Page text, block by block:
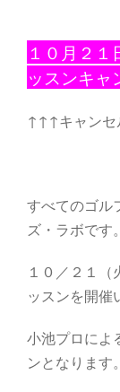
１０月２
ッスンキャ
↑↑↑キャンセ
すべてのゴル
ズ・ラボです。
１０／２１
ッスンを開催
小池プロによ
ンとなります。